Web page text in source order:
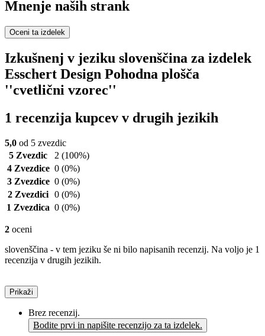
Mnenje naših strank
Oceni ta izdelek
Izkušnenj v jeziku slovenščina za izdelek
Esschert Design Pohodna plošča
''cvetlični vzorec''
1 recenzija kupcev v drugih jezikih
5,0 od 5 zvezdic
5 Zvezdic
2 (100%)
4 Zvezdice 0 (0%)
3 Zvezdice 0 (0%)
2 Zvezdici 0 (0%)
1 Zvezdica 0 (0%)
2 oceni
slovenščina - v tem jeziku še ni bilo napisanih recenzij. Na voljo je 1
recenzija v drugih jezikih.
Prikaži
Brez recenzij.
Bodite prvi in napišite recenzijo za ta izdelek.